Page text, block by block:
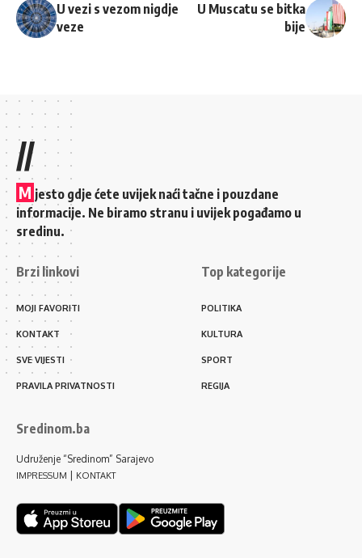
U vezi s vezom nigdje
veze
U Muscatu se bitka
bije
//
M jesto gdje ćete uvijek naći tačne i pouzdane
informacije. Ne biramo stranu i uvijek pogađamo u
sredinu.
Brzi linkovi
MOJI FAVORITI
KONTAKT
SVE VIJESTI
PRAVILA PRIVATNOSTI
Top kategorije
POLITIKA
KULTURA
SPORT
REGIJA
Sredinom.ba
Udruženje “Sredinom” Sarajevo
IMPRESSUM KONTAKT